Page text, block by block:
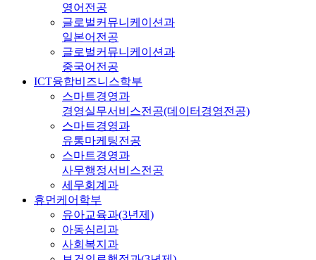
영어전공
글로벌커뮤니케이션과
일본어전공
글로벌커뮤니케이션과
중국어전공
ICT융합비즈니스학부
스마트경영과
경영실무서비스전공(데이터경영전공)
스마트경영과
유통마케팅전공
스마트경영과
사무행정서비스전공
세무회계과
휴먼케어학부
유아교육과(3년제)
아동심리과
사회복지과